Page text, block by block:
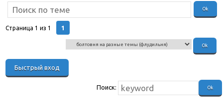
Страница1 из1 1
Поиск: